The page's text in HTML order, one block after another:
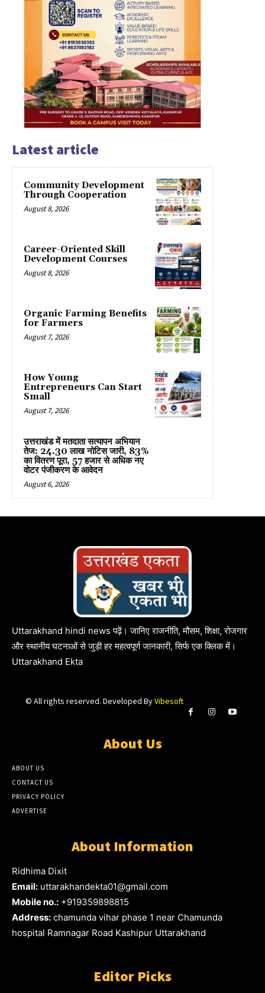
Latest article
Community Development
Through Cooperation
August 8, 2026
Career-Oriented Skill
Development Courses
August 8, 2026
Organic Farming Benefits
for Farmers
August 7, 2026
How Young
Entrepreneurs Can Start
Small
August 7, 2026
उत्तराखंड में मतदाता सत्यापन अभियान
तेज: 24.30 लाख नोटिस जारी, 83%
का वितरण पूरा, 57 हजार से अधिक नए
वोटर पंजीकरण के आवेदन
August 6, 2026
Uttarakhand hindi news पढ़ें। जानिए राजनीति, मौसम, शिक्षा, रोजगार
और स्थानीय घटनाओं से जुड़ी हर महत्वपूर्ण जानकारी, सिर्फ एक क्लिक में।
Uttarakhand Ekta
© All rights reserved. Developed ByVibesoft
About Us
ABOUT US
CONTACT US
PRIVACY POLICY
ADVERTISE
About Information
Ridhima Dixit
Email: uttarakhandekta01@gmail.com
Mobile no.: +919359898815
Address: chamunda vihar phase 1 near Chamunda
hospital Ramnagar Road Kashipur Uttarakhand
Editor Picks